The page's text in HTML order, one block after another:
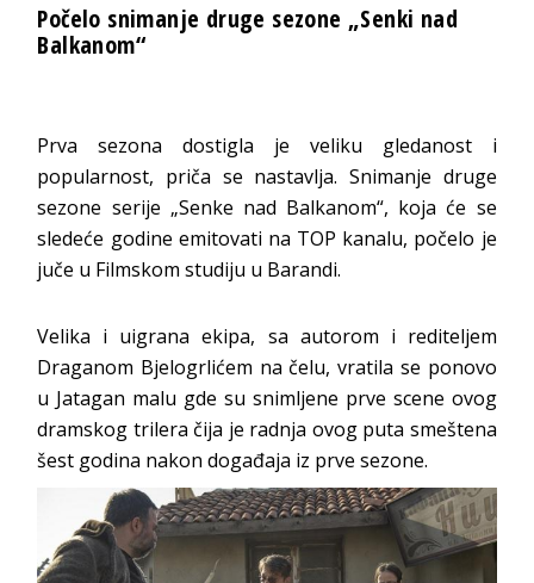
Počelo snimanje druge sezone „Senki nad
Balkanom“
Prva sezona dostigla je veliku gledanost i
popularnost, priča se nastavlja. Snimanje druge
sezone serije „Senke nad Balkanom“, koja će se
sledeće godine emitovati na TOP kanalu, počelo je
juče u Filmskom studiju u Barandi.
Velika i uigrana ekipa, sa autorom i rediteljem
Draganom Bjelogrlićem na čelu, vratila se ponovo
u Jatagan malu gde su snimljene prve scene ovog
dramskog trilera čija je radnja ovog puta smeštena
šest godina nakon događaja iz prve sezone.